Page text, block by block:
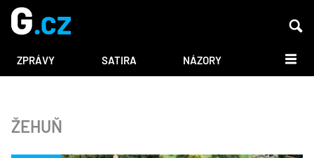
ZPRÁVY SATIRA NÁZORY DALŠÍ
ŽEHUŇ